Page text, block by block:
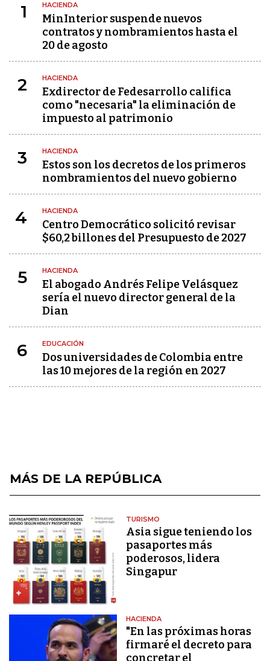
1 HACIENDA
MinInterior suspende nuevos
contratos y nombramientos hasta el
20 de agosto
2 HACIENDA
Exdirector de Fedesarrollo califica
como "necesaria" la eliminación de
impuesto al patrimonio
3 HACIENDA
Estos son los decretos de los primeros
nombramientos del nuevo gobierno
4 HACIENDA
Centro Democrático solicitó revisar
$60,2 billones del Presupuesto de 2027
5 HACIENDA
El abogado Andrés Felipe Velásquez
sería el nuevo director general de la
Dian
6 EDUCACIÓN
Dos universidades de Colombia entre
las 10 mejores de la región en 2027
MÁS DE LA REPÚBLICA
TURISMO
Asia sigue teniendo los
pasaportes más
poderosos, lidera
Singapur
HACIENDA
"En las próximas horas
firmaré el decreto para
concretar el